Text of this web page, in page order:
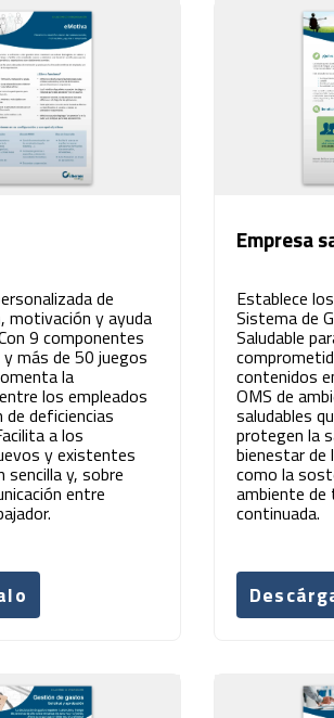
de
motivación y ayuda
9 componentes
más de 50 juegos
la
los empleados
deficiencias
a los
y existentes
sencilla y, sobre
entre
Empresa
Establece
Sistema de
Saludable
contenidos
OMS de
saludables
protegen la
bienestar de
como la
ambiente de
continuada.